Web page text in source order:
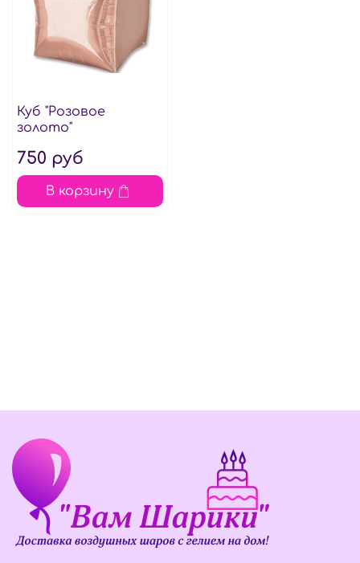
Куб "Розовое
золото"
750 руб
В корзину